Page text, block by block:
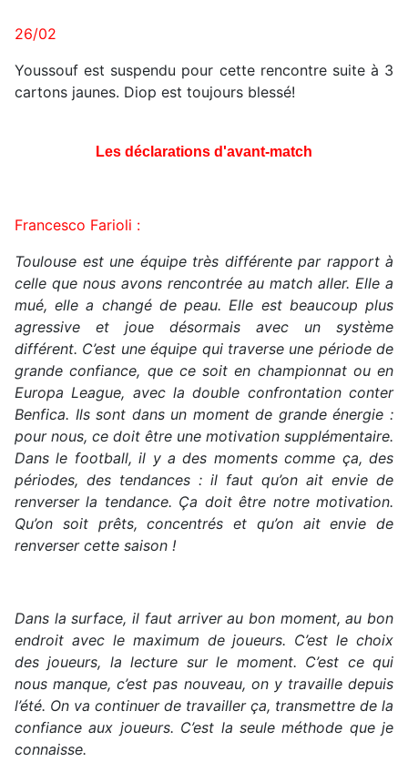
26/02
Youssouf est suspendu pour cette rencontre suite à 3
cartons jaunes. Diop est toujours blessé!
Les déclarations d'avant-match
Francesco Farioli :
Toulouse est une équipe très différente par rapport à
celle que nous avons rencontrée au match aller. Elle a
mué, elle a changé de peau. Elle est beaucoup plus
agressive et joue désormais avec un système
différent. C’est une équipe qui traverse une période de
grande confiance, que ce soit en championnat ou en
Europa League, avec la double confrontation conter
Benfica. Ils sont dans un moment de grande énergie :
pour nous, ce doit être une motivation supplémentaire.
Dans le football, il y a des moments comme ça, des
périodes, des tendances : il faut qu’on ait envie de
renverser la tendance. Ça doit être notre motivation.
Qu’on soit prêts, concentrés et qu’on ait envie de
renverser cette saison !
Dans la surface, il faut arriver au bon moment, au bon
endroit avec le maximum de joueurs. C’est le choix
des joueurs, la lecture sur le moment. C’est ce qui
nous manque, c’est pas nouveau, on y travaille depuis
l’été. On va continuer de travailler ça, transmettre de la
confiance aux joueurs. C’est la seule méthode que je
connaisse.